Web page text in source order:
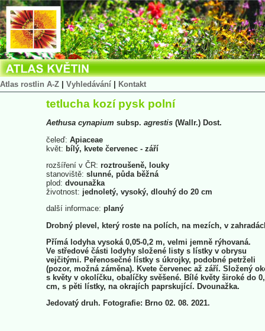
Atlas rostlin A-Z Vyhledávání Kontakt
tetlucha kozí pysk polní
Aethusa cynapium subsp. agrestis (Wallr.) Dost.
čeleď: Apiaceae
květ: bílý, kvete červenec - září
rozšíření v ČR: roztroušeně, louky
stanoviště: slunné, půda běžná
plod: dvounažka
životnost: jednoletý, vysoký, dlouhý do 20 cm
další informace: planý
Drobný plevel, který roste na polích, na mezích, v
Přímá lodyha vysoká 0,05-0,2 m, velmi jemně rýhovaná.
Ve středové části lodyhy složené listy s lístky v obrysu
vejčitými. Peřenosečné lístky s úkrojky, podobné petrželi
(pozor, možná záměna). Kvete červenec až září. Složený
s květy v okolíčku, obalíčky svěšené. Bílé květy široké do
cm, s pěti lístky, na okrajích paprskující. Dvounažka.
Jedovatý druh. Fotografie: Brno 02. 08. 2021.